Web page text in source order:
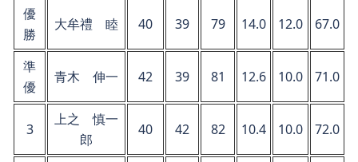
優
勝
大牟禮 睦 40 39 79 14.0 12.0 67.0
準
優
青木 伸一 42 39 81 12.6 10.0 71.0
3
上之 慎一
郎
40 42 82 10.4 10.0 72.0